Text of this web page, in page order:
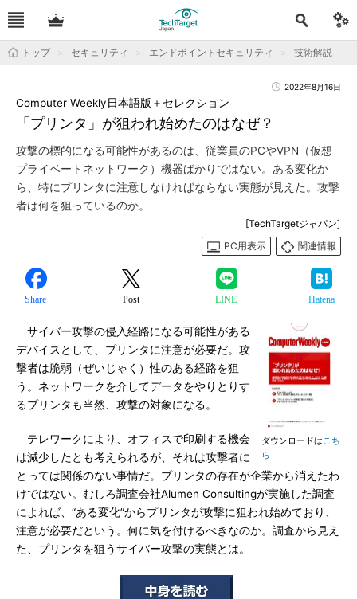
トップ セキュリティ エンドポイントセキュリティ 技術解説
2022年8月16日
「プリンタ」が狙われ始めたのはなぜ？
Computer Weekly日本語版＋セレクション
攻撃の標的になる可能性があるのは、従業員のPCやVPN（仮想
プライベートネットワーク）機器ばかりではない。ある変化か
ら、特にプリンタに注意しなければならない実態が見えた。攻撃
者は何を狙っているのか。
[TechTargetジャパン]
PC用表示
関連情報
Share Post LINE Hatena
ダウンロードはこち
ら
サイバー攻撃の侵入経路になる可能性がある
デバイスとして、プリンタに注意が必要だ。攻
撃者は脆弱（ぜいじゃく）性のある経路を狙
う。ネットワークを介してデータをやりとりす
るプリンタも当然、攻撃の対象になる。
テレワークにより、オフィスで印刷する機会
は減少したとも考えられるが、それは攻撃者に
とっては関係のない事情だ。プリンタの存在が企業から消えたわ
けではない。むしろ調査会社Alumen Consultingが実施した調査
によれば、“ある変化”からプリンタが攻撃に狙われ始めており、
注意が必要だという。何に気を付けるべきなのか。調査から見え
た、プリンタを狙うサイバー攻撃の実態とは。